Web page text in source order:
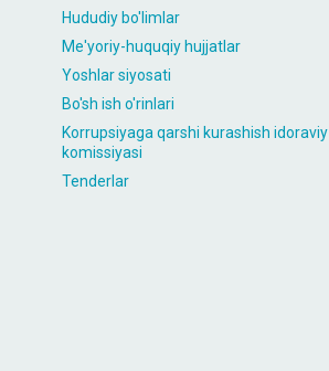
Hududiy bo'limlar
Me'yoriy-huquqiy hujjatlar
Yoshlar siyosati
Bo'sh ish o'rinlari
Korrupsiyaga qarshi kurashish idoraviy
komissiyasi
Tenderlar